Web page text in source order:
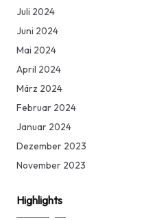
Juli 2024
Juni 2024
Mai 2024
April 2024
März 2024
Februar 2024
Januar 2024
Dezember 2023
November 2023
Highlights